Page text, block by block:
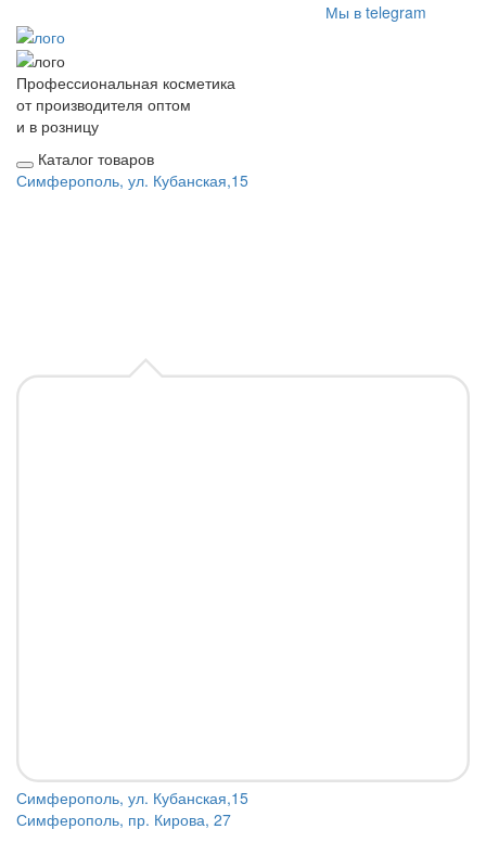
Мы в telegram
Профессиональная косметика
от производителя оптом
и в розницу
Каталог товаров
Симферополь, ул. Кубанская,15
Симферополь, ул. Кубанская,15
Симферополь, пр. Кирова, 27